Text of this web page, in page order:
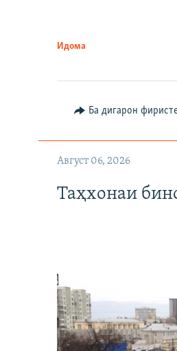
Идома
Ба дигарон
Август 06, 2026
Таҳхонаи